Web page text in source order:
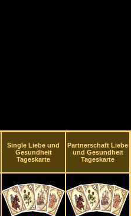
Single Liebe und
Gesundheit
Tageskarte
Partnerschaft Liebe
und Gesundheit
Tageskarte